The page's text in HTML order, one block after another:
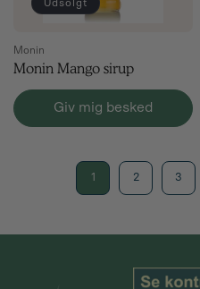
Udsolgt
Monin
Monin Mango sirup
Giv mig besked
1 2 3